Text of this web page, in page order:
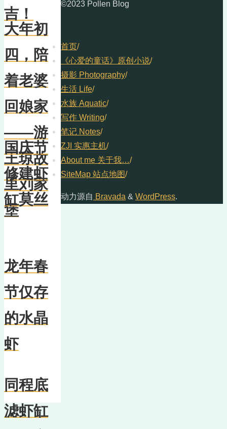
吉！
大年初
四，陪
着老婆
回娘家
——游
王琼故
里刘家
堡
国庆节
修建虾
缸莫丝
龙年春
节仅存
的水晶
虾
同程底
滤虾缸
©2023 Pollen Blog
首页/
《心爱的童话》原创小说/
摄影 Photography/
生活 Life/
水族 Aquatic/
写作 Writing/
笔记 Notes/
ZJI 实惠主机/
About me 关于我…/
SiteMap 站点地图/
动力源自 Bravada & WordPress.